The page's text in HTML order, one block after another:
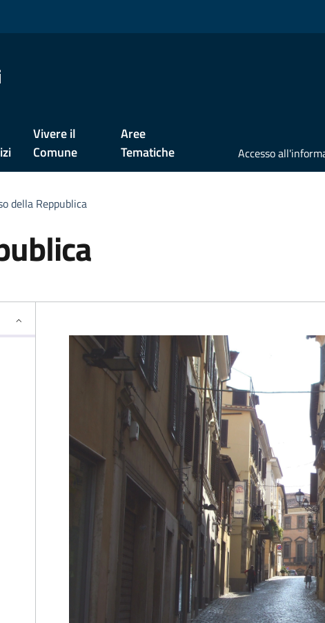
Vivere il
Comune
Aree
Tematiche
della Reppublica